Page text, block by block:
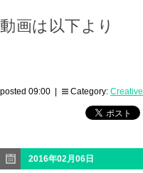
動画は以下より
posted 09:00 | Category: Creative
2016年02月06日